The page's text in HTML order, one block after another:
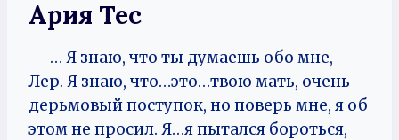
Ария Тес
— … Я знаю, что ты думаешь обо мне,
Лер. Я знаю, что…это…твою мать, очень
дерьмовый поступок, но поверь мне, я об
этом не просил. Я…я пытался бороться,